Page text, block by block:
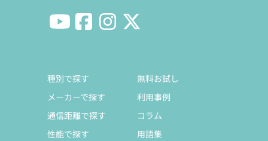
種別で探す
メーカーで探す
通信距離で探す
性能で探す
無料お試し
利用事例
コラム
用語集